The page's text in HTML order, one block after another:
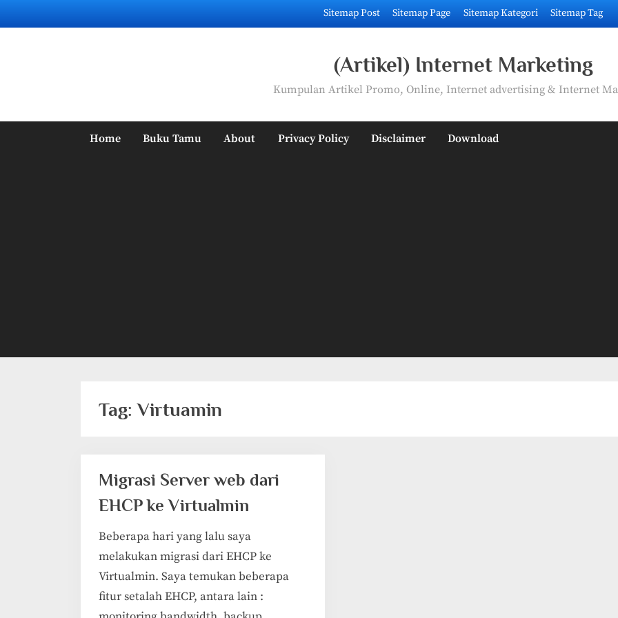
to
Sitemap Post Sitemap Page Sitemap Kategori Sitemap Tag
(Artikel) Internet Marketing
Kumpulan Artikel Promo, Online, Internet advertising & Internet
Home Buku Tamu About Privacy Policy Disclaimer Download
Tag:Virtuamin
Migrasi Server web dari
EHCP ke Virtualmin
Beberapa hari yang lalu saya
melakukan migrasi dari EHCP ke
Virtualmin. Saya temukan beberapa
fitur setalah EHCP, antara lain :